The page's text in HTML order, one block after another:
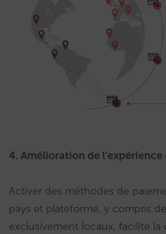
4. Amélioration de
Activer des méthodes de
pays et plateforme, y compris
exclusivement locaux, facilite la